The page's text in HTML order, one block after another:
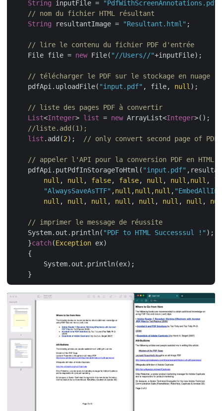
String inputFile =
"PdfWithScreenAnnotations.pdf"
// nom du fichier HTML résultant
String resultantImage = "Resultant.html" ;
// lire le contenu du fichier PDF d'entrée
    File file =
new File( "//Users//"+inputFile);
// télécharger le PDF sur le stockage en nuage
    pdfApi.uploadFile(
"input.pdf" , file, null );
// liste des pages PDF à convertir
List<Integer> list = new ArrayList<Integer>();
//liste.add(1);
list .add(2); // only convert second page of PDF
// appeler l'API pour la conversion PDF en HTML
    pdfApi.putPdfInStorageToHtml(
"input.pdf"
null , null , false, false, null , null ,null ,
"AlwaysSaveAsTTF" ,null ,null ,null ,
null , null , null , null , null , null , null ,
// imprimer le message de réussite
    System.out.println(
"PDF to HTML Successsul !" );
    }
catch(Exception ex)
    {